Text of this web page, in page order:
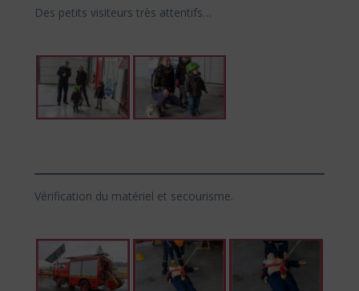
Des petits visiteurs très attentifs…
Vérification du matériel et secourisme.